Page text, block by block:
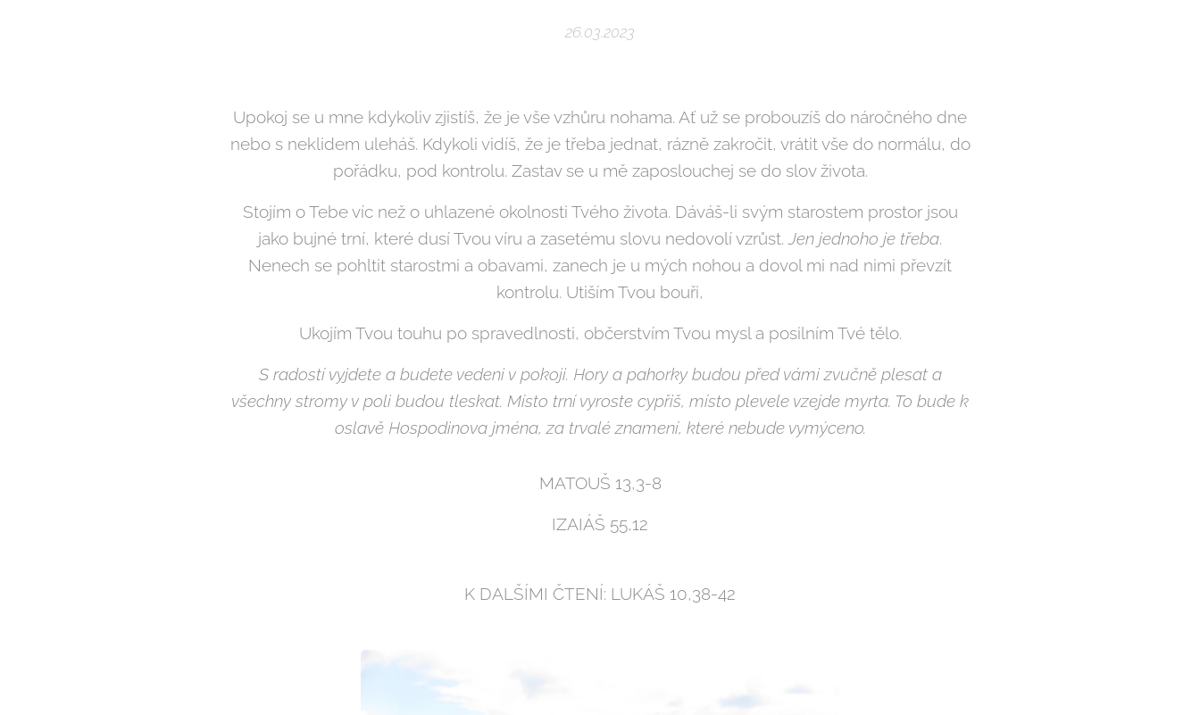
26.03.2023
Upokoj se u mne kdykoliv zjistíš, že je vše vzhůru nohama. Ať už se probouzíš do náročného dne
nebo s neklidem uleháš. Kdykoli vidíš, že je třeba jednat, rázně zakročit, vrátit vše do normálu, do
pořádku, pod kontrolu. Zastav se u mě zaposlouchej se do slov života.
Stojím o Tebe víc než o uhlazené okolnosti Tvého života. Dáváš-li svým starostem prostor jsou
jako bujné trní, které dusí Tvou víru a zasetému slovu nedovolí vzrůst.Jen jednoho je třeba.
Nenech se pohltit starostmi a obavami, zanech je u mých nohou a dovol mi nad nimi převzít
kontrolu. Utiším Tvou bouři,
Ukojím Tvou touhu po spravedlnosti, občerstvím Tvou mysl a posilním Tvé tělo.
S radostí vyjdete a budete vedeni v pokoji. Hory a pahorky budou před vámi zvučně plesat a
všechny stromy v poli budou tleskat. Místo trní vyroste cypřiš, místo plevele vzejde myrta. To bude k
oslavě Hospodinova jména, za trvalé znamení, které nebude vymýceno.
MATOUŠ 13,3-8
IZAIÁŠ 55,12
K DALŠÍMI ČTENÍ: LUKÁŠ 10,38-42